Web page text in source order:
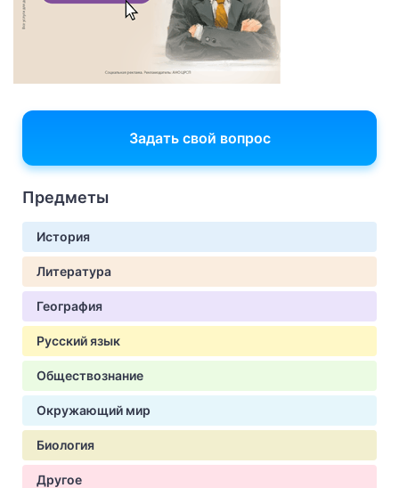
Задать свой вопрос
Предметы
История
Литература
География
Русский язык
Обществознание
Окружающий мир
Биология
Другое